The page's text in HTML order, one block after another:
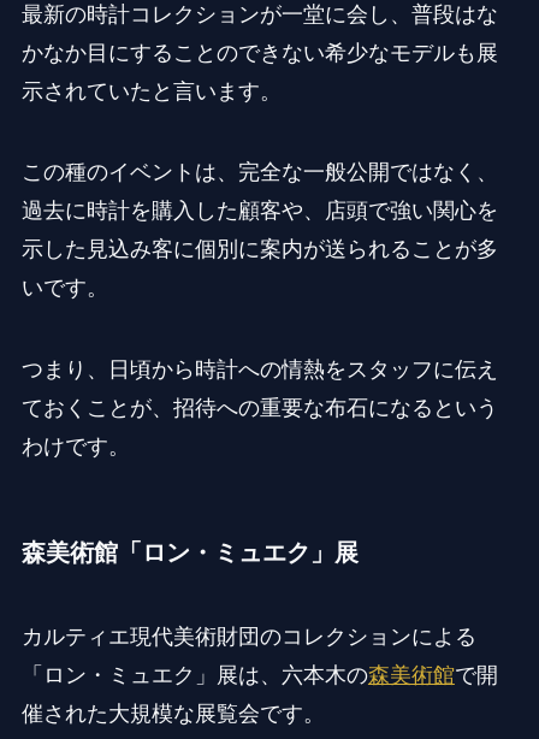
最新の時計コレクションが一堂に会し、普段はな
かなか目にすることのできない希少なモデルも展
示されていたと言います。
この種のイベントは、完全な一般公開ではなく、
過去に時計を購入した顧客や、店頭で強い関心を
示した見込み客に個別に案内が送られることが多
いです。
つまり、日頃から時計への情熱をスタッフに伝え
ておくことが、招待への重要な布石になるという
わけです。
森美術館「ロン・ミュエク」展
カルティエ現代美術財団のコレクションによる
「ロン・ミュエク」展は、六本木の森美術館で開
催された大規模な展覧会です。